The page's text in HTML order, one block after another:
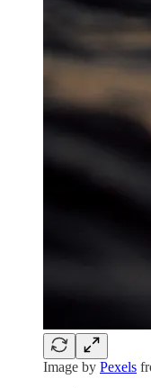
Image by Pexels